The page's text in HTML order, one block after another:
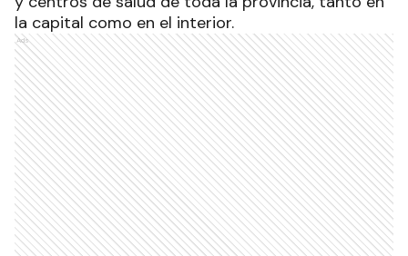
la capital como en el interior.
Ads